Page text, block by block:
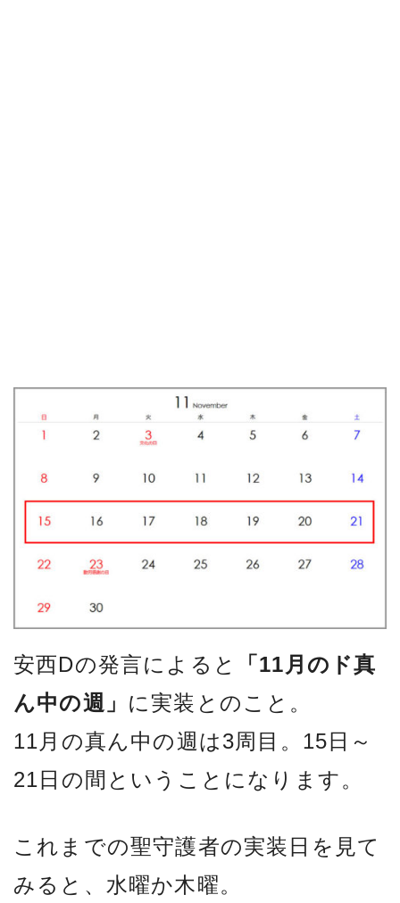
安西Dの発言によると
「11月のド真
ん中の週」 に実装とのこと。
11月の真ん中の週は3周目。15日～
21日の間ということになります。
これまでの聖守護者の実装日を見て
みると、水曜か木曜。